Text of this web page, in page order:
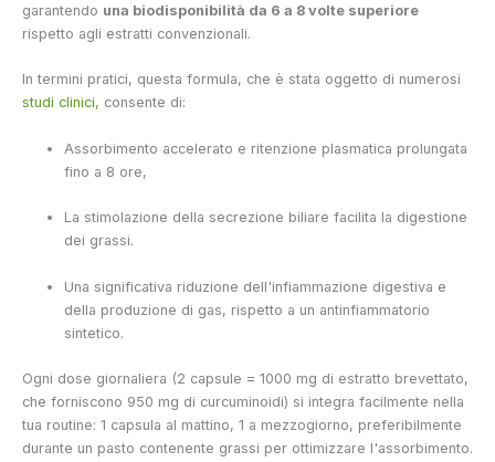
garantendo una biodisponibilità da 6 a 8 volte superiore
rispetto agli estratti convenzionali.
In termini pratici, questa formula, che è stata oggetto di numerosi
studi clinici, consente di:
Assorbimento accelerato e ritenzione plasmatica prolungata
fino a 8 ore,
La stimolazione della secrezione biliare facilita la digestione
dei grassi.
Una significativa riduzione dell'infiammazione digestiva e
della produzione di gas, rispetto a un antinfiammatorio
sintetico.
Ogni dose giornaliera (2 capsule = 1000 mg di estratto brevettato,
che forniscono 950 mg di curcuminoidi) si integra facilmente nella
tua routine: 1 capsula al mattino, 1 a mezzogiorno, preferibilmente
durante un pasto contenente grassi per ottimizzare l'assorbimento.